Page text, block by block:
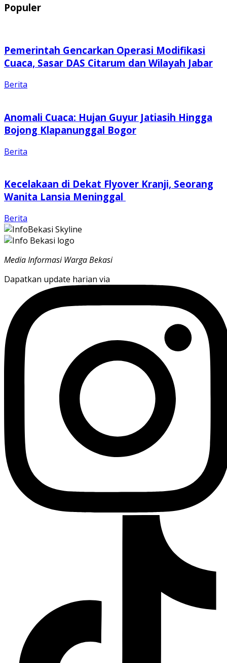
Populer
Pemerintah Gencarkan Operasi Modifikasi
Cuaca, Sasar DAS Citarum dan Wilayah Jabar
Berita
Anomali Cuaca: Hujan Guyur Jatiasih Hingga
Bojong Klapanunggal Bogor
Berita
Kecelakaan di Dekat Flyover Kranji, Seorang
Wanita Lansia Meninggal
Berita
Media Informasi Warga Bekasi
Dapatkan update harian via